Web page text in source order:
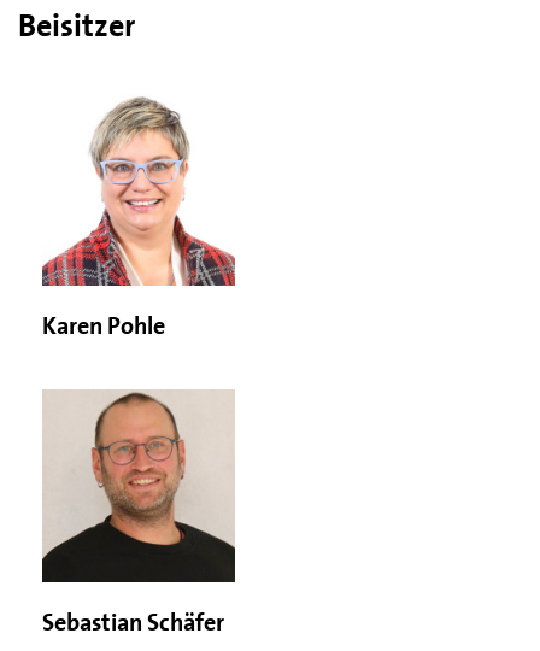
Beisitzer
Karen Pohle
Sebastian Schäfer